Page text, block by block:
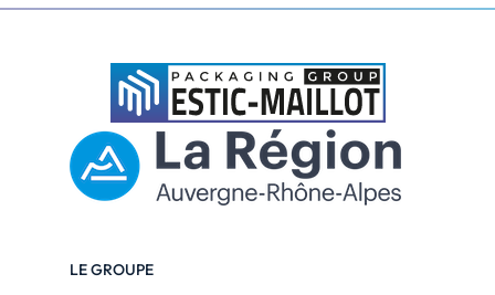
LE GROUPE